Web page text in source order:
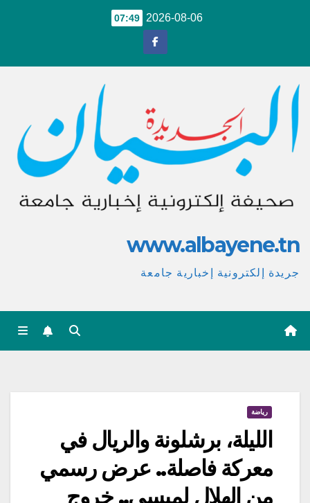
2026-08-06
07:49
www.albayene.tn
جريدة إلكترونية إخبارية جامعة
رياضة
الليلة، برشلونة والريال في
معركة فاصلة.. عرض رسمي
من الهلال لميسي.. خروج